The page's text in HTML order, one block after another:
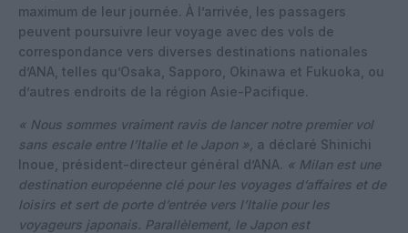
maximum de leur journée. À l’arrivée, les passagers
peuvent poursuivre leur voyage avec des vols de
correspondance vers diverses destinations nationales
d’ANA, telles qu’Osaka, Sapporo, Okinawa et Fukuoka, ou
d’autres endroits de la région Asie-Pacifique.
« Nous sommes vraiment ravis de lancer notre premier vol
sans escale entre l’Italie et le Japon », a déclaré Shinichi
Inoue, président-directeur général d’ANA. « Milan est une
destination européenne clé pour les voyages d’affaires et de
loisirs et sert de porte d’entrée vers l’Italie pour les
voyageurs japonais. Parallèlement, le Japon est